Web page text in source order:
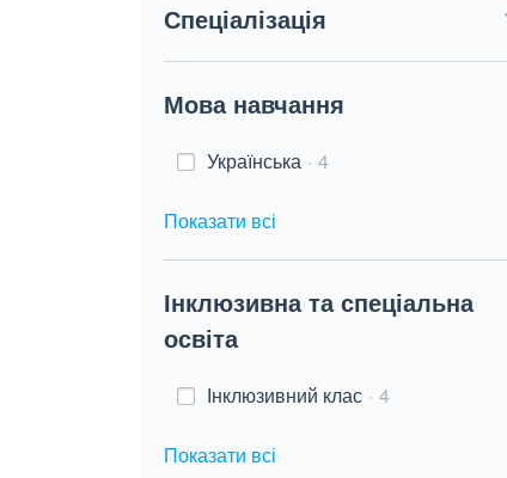
Спеціалізація
Мова навчання
Українська 4
Показати всі
Інклюзивна та спеціальна
освіта
Інклюзивний клас 4
Показати всі